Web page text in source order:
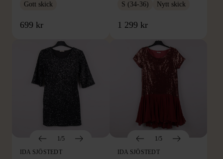
Gott skick
699 kr
S (34-36) Nytt skick
1 299 kr
1/5
IDA SJÖSTEDT
1/5
IDA SJÖSTEDT